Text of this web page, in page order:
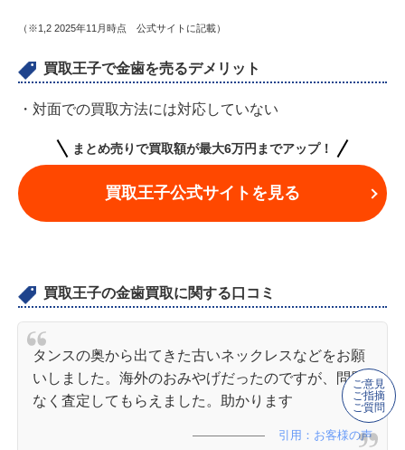
（※1,2 2025年11月時点 公式サイトに記載）
買取王子で金歯を売るデメリット
・対面での買取方法には対応していない
まとめ売りで買取額が最大6万円までアップ！
買取王子公式サイトを見る
買取王子の金歯買取に関する口コミ
タンスの奥から出てきた古いネックレスなどをお願
いしました。海外のおみやげだったのですが、問題
なく査定してもらえました。助かります
引用：お客様の声
ご意見
ご指摘
ご質問